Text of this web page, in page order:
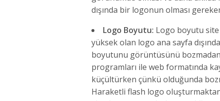
dışında bir logonun olması gereken
Logo Boyutu: Logo boyutu site
yüksek olan logo ana sayfa
boyutunu görüntüsünü
programları ile web formatında
küçültürken çünkü olduğunda
Haraketli flash logo